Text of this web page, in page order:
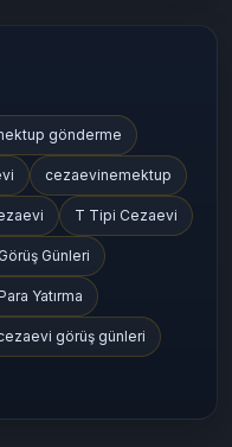
gönderme
cezaevinemektup
T Tipi Cezaevi
Günleri
Yatırma
görüş günleri